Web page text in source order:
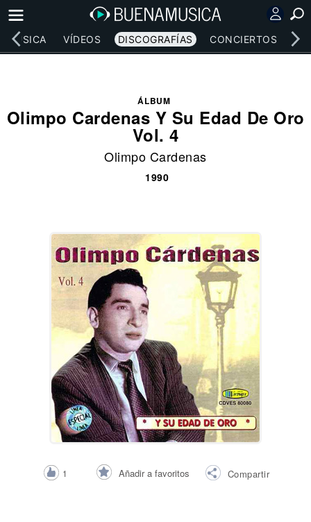
MÚSICA VÍDEOS DISCOGRAFÍAS CONCIERTOS
ÁLBUM
Olimpo Cardenas Y Su Edad De Oro
Vol. 4
Olimpo Cardenas
1990
1 Añadir a favoritos Compartir